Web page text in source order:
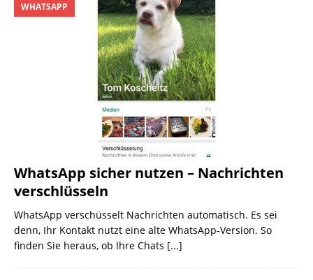
WhatsApp sicher nutzen – Nachrichten
verschlüsseln
WHATSAPP
WhatsApp verschüsselt Nachrichten automatisch. Es sei
denn, Ihr Kontakt nutzt eine alte WhatsApp-Version. So
finden Sie heraus, ob Ihre Chats [...]